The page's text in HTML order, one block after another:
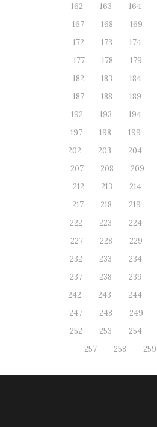
162
163 164
167
168 169
172
173 174
177
178 179
182
183 184
187
188 189
192
193 194
197
198 199
202
203 204
207
208 209
212
213 214
217
218 219
222
223 224
227
228 229
232
233 234
237
238 239
242
243 244
247
248 249
252
253 254
257
258 259